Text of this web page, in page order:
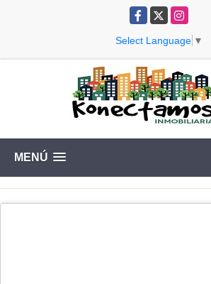
Facebook
X Instagram
Select Language ▼
MENÚ